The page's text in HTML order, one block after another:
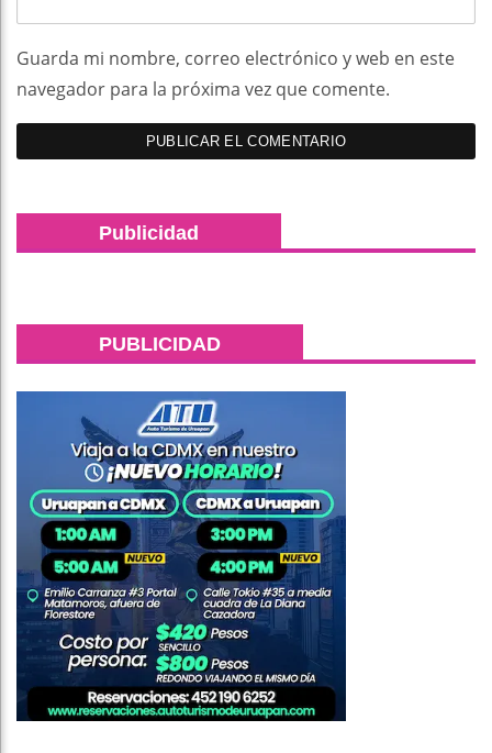
Guarda mi nombre, correo electrónico y web en este
navegador para la próxima vez que comente.
Publicidad
PUBLICIDAD